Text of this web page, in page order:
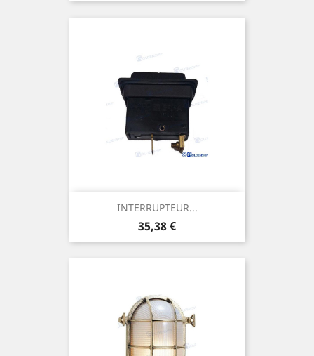
INTERRUPTEUR...
Prix
35,38 €